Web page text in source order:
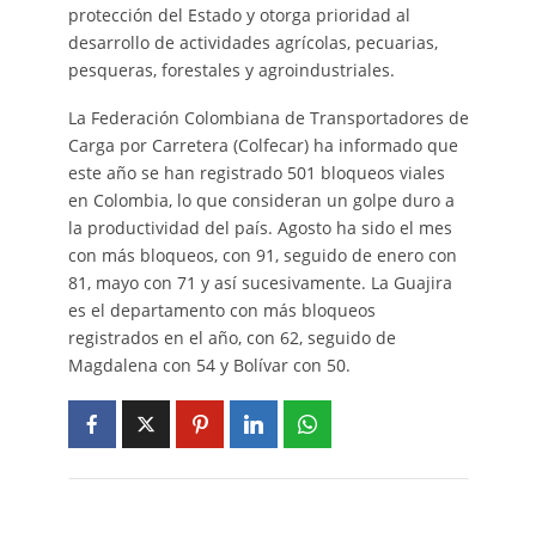
protección del Estado y otorga prioridad al
desarrollo de actividades agrícolas, pecuarias,
pesqueras, forestales y agroindustriales.
La Federación Colombiana de Transportadores de
Carga por Carretera (Colfecar) ha informado que
este año se han registrado 501 bloqueos viales
en Colombia, lo que consideran un golpe duro a
la productividad del país. Agosto ha sido el mes
con más bloqueos, con 91, seguido de enero con
81, mayo con 71 y así sucesivamente. La Guajira
es el departamento con más bloqueos
registrados en el año, con 62, seguido de
Magdalena con 54 y Bolívar con 50.